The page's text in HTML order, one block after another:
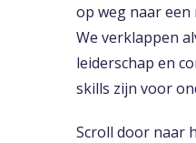
op weg naar
We verklappen
leiderschap en
skills zijn voor
Scroll door naar